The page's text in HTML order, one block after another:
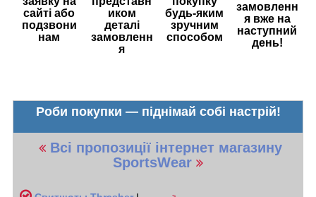
сайті або
подзвони
нам
иком
деталі
замовленн
я
будь-яким
зручним
способом
замовленн
я вже на
наступний
день!
Роби покупки — піднімай собі настрій!
Всі пропозиції інтернет магазину
SportsWear